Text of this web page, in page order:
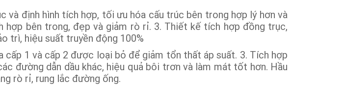
và định hình tích hợp, tối ưu hóa cấu trúc bên trong hợp lý hơn và
bên trong, đẹp và giảm rò rỉ. 3. Thiết kế tích hợp đồng trục,
trì, hiệu suất truyền động 100%
1 và cấp 2 được loại bỏ để giảm tổn thất áp suất. 3. Tích hợp
đường dẫn dầu khác, hiệu quả bôi trơn và làm mát tốt hơn. Hầu
rò rỉ, rung lắc đường ống.